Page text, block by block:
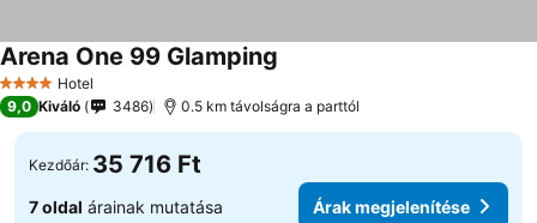
4 KategóriaHotel
Arena One 99 Glamping
9,0 Kiváló 3486 0.5 km távolságra a parttól
Kezdőár: 35 716 Ft
7 oldal árainak mutatása Árak megjelenítése